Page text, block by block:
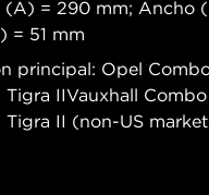
= 290 mm; Ancho
= 51 mm
principal: Opel
Tigra IIVauxhall
Tigra II (non-US